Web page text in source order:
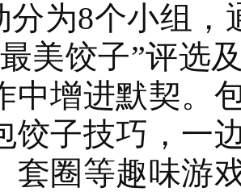
分为8个小组，
美饺子”评选
中增进默契。
饺子技巧，一
套圈等趣味游